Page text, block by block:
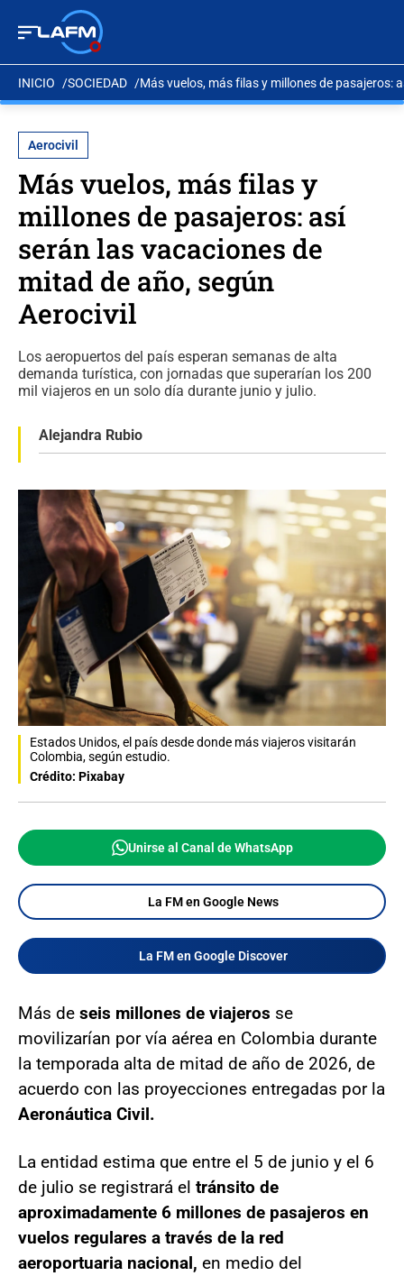
INICIO SOCIEDAD Más vuelos, más filas y millones de pasajeros:
Aerocivil
Más vuelos, más filas y
millones de pasajeros: así
serán las vacaciones de
mitad de año, según
Aerocivil
Los aeropuertos del país esperan semanas de alta
demanda turística, con jornadas que superarían los 200
mil viajeros en un solo día durante junio y julio.
Alejandra Rubio
Estados Unidos, el país desde donde más viajeros visitarán
Colombia, según estudio.
Crédito: Pixabay
Unirse al Canal de WhatsApp
La FM en Google News
La FM en Google Discover
Más de seis millones de viajeros se
movilizarían por vía aérea en Colombia durante
la temporada alta de mitad de año de 2026, de
acuerdo con las proyecciones entregadas por la
Aeronáutica Civil.
La entidad estima que entre el 5 de junio y el 6
de julio se registrará el tránsito de
aproximadamente 6 millones de pasajeros en
vuelos regulares a través de la red
aeroportuaria nacional, en medio del